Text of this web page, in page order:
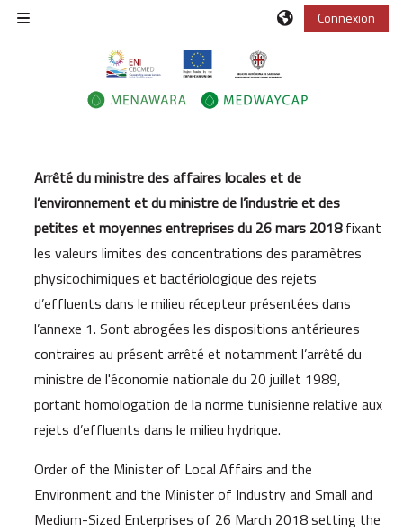
Passer au contenu principal
Connexion
Arrêté du ministre des affaires locales et de
l’environnement et du ministre de l’industrie et des
petites et moyennes entreprises du 26 mars 2018fixant
les valeurs limites des concentrations des paramètres
physicochimiques et bactériologique des rejets
d’effluents dans le milieu récepteur présentées dans
l’annexe 1. Sont abrogées les dispositions antérieures
contraires au présent arrêté et notamment l’arrêté du
ministre de l'économie nationale du 20 juillet 1989,
portant homologation de la norme tunisienne relative aux
rejets d’effluents dans le milieu hydrique.
Order of the Minister of Local Affairs and the
Environment and the Minister of Industry and Small and
Medium-Sized Enterprises of 26 March 2018 setting the